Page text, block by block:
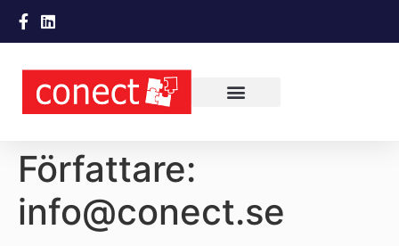
Författare:
info@conect.se